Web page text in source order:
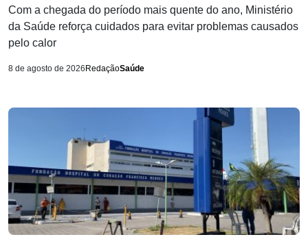
Com a chegada do período mais quente do ano, Ministério
da Saúde reforça cuidados para evitar problemas causados
pelo calor
8 de agosto de 2026 RedaçãoSaúde